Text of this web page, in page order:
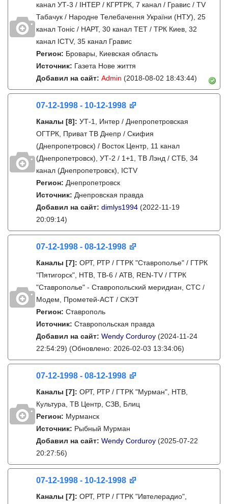
канал УТ-3 / IНТЕР / КГРТРК, 7 канал / Гравис / TV
Табачук / Народне Телебачення України (НТУ), 25
канал Тонiс / НАРТ, 30 канал ТЕТ / ТРК Киев, 32
канал ICTV, 35 канал Гравис
Регион: Бровары, Киевская область
Источник: Газета Нове життя
Добавил на сайт: Admin (2018-08-02 18:43:44)
07-12-1998 - 10-12-1998
Каналы [8]: УТ-1, Интер / Днепропетровская
ОГТРК, Приват ТВ Днепр / Скифия
(Днепропетровск) / Восток Центр, 11 канал
(Днепропетровск), УТ-2 / 1+1, ТВ Лэнд / СТБ, 34
канал (Днепропетровск), ICTV
Регион: Днепропетровск
Источник: Днепровская правда
Добавил на сайт: dimlys1994 (2022-11-19
20:09:14)
07-12-1998 - 08-12-1998
Каналы [7]: ОРТ, РТР / ГТРК "Ставрополье" / ГТРК
"Пятигорск", НТВ, ТВ-6 / АТВ, REN-TV / ГТРК
"Ставрополье" - Ставропольский меридиан, СТС /
Модем, Прометей-АСТ / СКЭТ
Регион: Ставрополь
Источник: Ставропольская правда
Добавил на сайт: Wendy Corduroy (2024-11-24
22:54:29) (Обновлено: 2026-02-03 13:34:06)
07-12-1998 - 08-12-1998
Каналы [7]: ОРТ, РТР / ГТРК "Мурман", НТВ,
Культура, ТВ Центр, СЗВ, Блиц
Регион: Мурманск
Источник: Рыбный Мурман
Добавил на сайт: Wendy Corduroy (2025-07-22
20:27:56)
07-12-1998 - 10-12-1998
Каналы [7]: ОРТ, РТР / ГТРК "Ивтелерадио",